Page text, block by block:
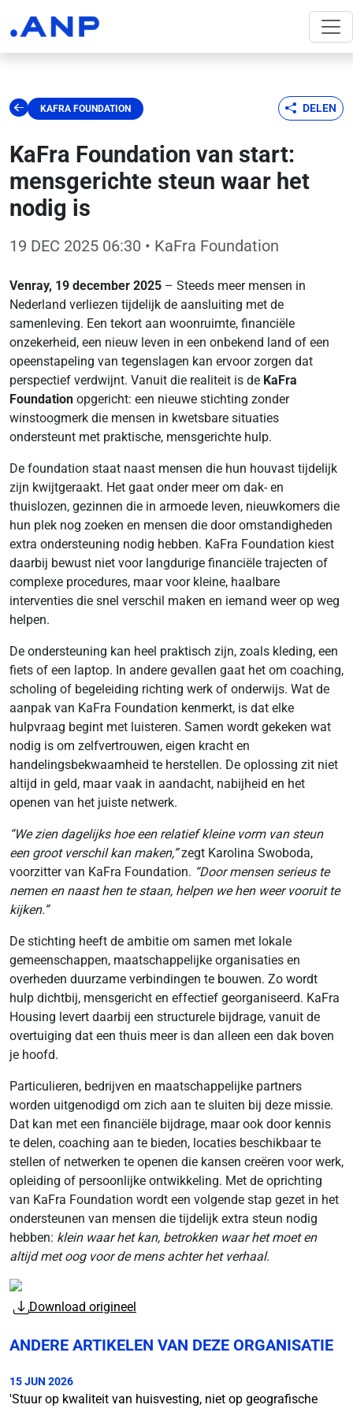
KAFRA FOUNDATION DELEN
KaFra Foundation van start:
mensgerichte steun waar het
nodig is
19 DEC 2025 06:30 • KaFra Foundation
Venray, 19 december 2025 – Steeds meer mensen in
Nederland verliezen tijdelijk de aansluiting met de
samenleving. Een tekort aan woonruimte, financiële
onzekerheid, een nieuw leven in een onbekend land of een
opeenstapeling van tegenslagen kan ervoor zorgen dat
perspectief verdwijnt. Vanuit die realiteit is de KaFra
Foundation opgericht: een nieuwe stichting zonder
winstoogmerk die mensen in kwetsbare situaties
ondersteunt met praktische, mensgerichte hulp.
De foundation staat naast mensen die hun houvast tijdelijk
zijn kwijtgeraakt. Het gaat onder meer om dak- en
thuislozen, gezinnen die in armoede leven, nieuwkomers die
hun plek nog zoeken en mensen die door omstandigheden
extra ondersteuning nodig hebben. KaFra Foundation kiest
daarbij bewust niet voor langdurige financiële trajecten of
complexe procedures, maar voor kleine, haalbare
interventies die snel verschil maken en iemand weer op weg
helpen.
De ondersteuning kan heel praktisch zijn, zoals kleding, een
fiets of een laptop. In andere gevallen gaat het om coaching,
scholing of begeleiding richting werk of onderwijs. Wat de
aanpak van KaFra Foundation kenmerkt, is dat elke
hulpvraag begint met luisteren. Samen wordt gekeken wat
nodig is om zelfvertrouwen, eigen kracht en
handelingsbekwaamheid te herstellen. De oplossing zit niet
altijd in geld, maar vaak in aandacht, nabijheid en het
openen van het juiste netwerk.
“We zien dagelijks hoe een relatief kleine vorm van steun
een groot verschil kan maken,”zegt Karolina Swoboda,
voorzitter van KaFra Foundation. “Door mensen serieus te
nemen en naast hen te staan, helpen we hen weer vooruit te
kijken.”
De stichting heeft de ambitie om samen met lokale
gemeenschappen, maatschappelijke organisaties en
overheden duurzame verbindingen te bouwen. Zo wordt
hulp dichtbij, mensgericht en effectief georganiseerd. KaFra
Housing levert daarbij een structurele bijdrage, vanuit de
overtuiging dat een thuis meer is dan alleen een dak boven
je hoofd.
Particulieren, bedrijven en maatschappelijke partners
worden uitgenodigd om zich aan te sluiten bij deze missie.
Dat kan met een financiële bijdrage, maar ook door kennis
te delen, coaching aan te bieden, locaties beschikbaar te
stellen of netwerken te openen die kansen creëren voor werk,
opleiding of persoonlijke ontwikkeling. Met de oprichting
van KaFra Foundation wordt een volgende stap gezet in het
ondersteunen van mensen die tijdelijk extra steun nodig
hebben: klein waar het kan, betrokken waar het moet en
altijd met oog voor de mens achter het verhaal.
Download origineel
ANDERE ARTIKELEN VAN DEZE ORGANISATIE
15 JUN 2026
'Stuur op kwaliteit van huisvesting, niet op geografische